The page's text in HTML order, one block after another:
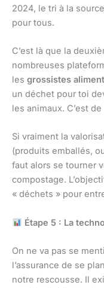
2024, le tri à la
pour tous.
C’est là que la
nombreuses
les grossistes
un déchet pour toi
les animaux. C’est
Si vraiment la
(produits emballés,
faut alors se tourner
compostage.
« déchets » pour
Étape 5 : La
On ne va pas se
l’assurance de se
notre rescousse. Il